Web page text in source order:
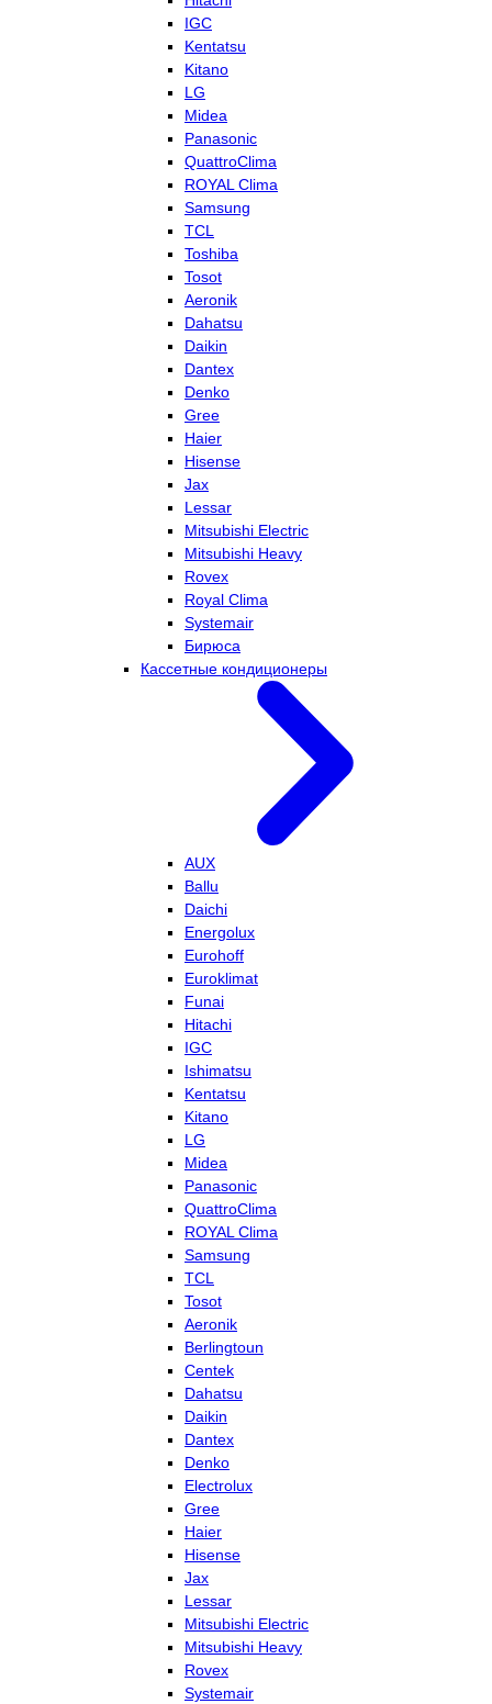
IGC
Kentatsu
Kitano
LG
Midea
Panasonic
QuattroClima
ROYAL Clima
Samsung
TCL
Toshiba
Tosot
Aeronik
Dahatsu
Daikin
Dantex
Denko
Gree
Haier
Hisense
Jax
Lessar
Mitsubishi Electric
Mitsubishi Heavy
Rovex
Royal Clima
Systemair
Бирюса
Кассетные кондиционеры
AUX
Ballu
Daichi
Energolux
Eurohoff
Euroklimat
Funai
Hitachi
IGC
Ishimatsu
Kentatsu
Kitano
LG
Midea
Panasonic
QuattroClima
ROYAL Clima
Samsung
TCL
Tosot
Aeronik
Berlingtoun
Centek
Dahatsu
Daikin
Dantex
Denko
Electrolux
Gree
Haier
Hisense
Jax
Lessar
Mitsubishi Electric
Mitsubishi Heavy
Rovex
Systemair